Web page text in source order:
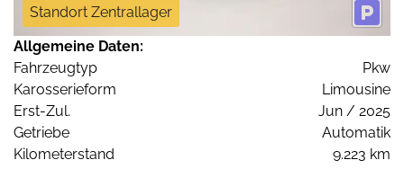
Standort Zentrallager
Allgemeine Daten:
Fahrzeugtyp
Pkw
Karosserieform
Limousine
Erst-Zul.
Jun / 2025
Getriebe
Automatik
Kilometerstand
9.223 km